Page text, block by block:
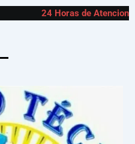
24 Horas de Atencion